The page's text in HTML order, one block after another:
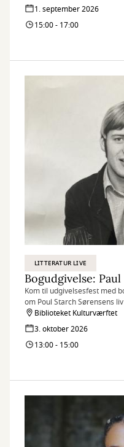
1. september 2026
15:00 - 17:00
LITTERATUR LIVE
Bogudgivelse:
Kom til udgivelsesfest med
om Poul Starch Sørensens
Biblioteket Kulturværftet
3. oktober 2026
13:00 - 15:00